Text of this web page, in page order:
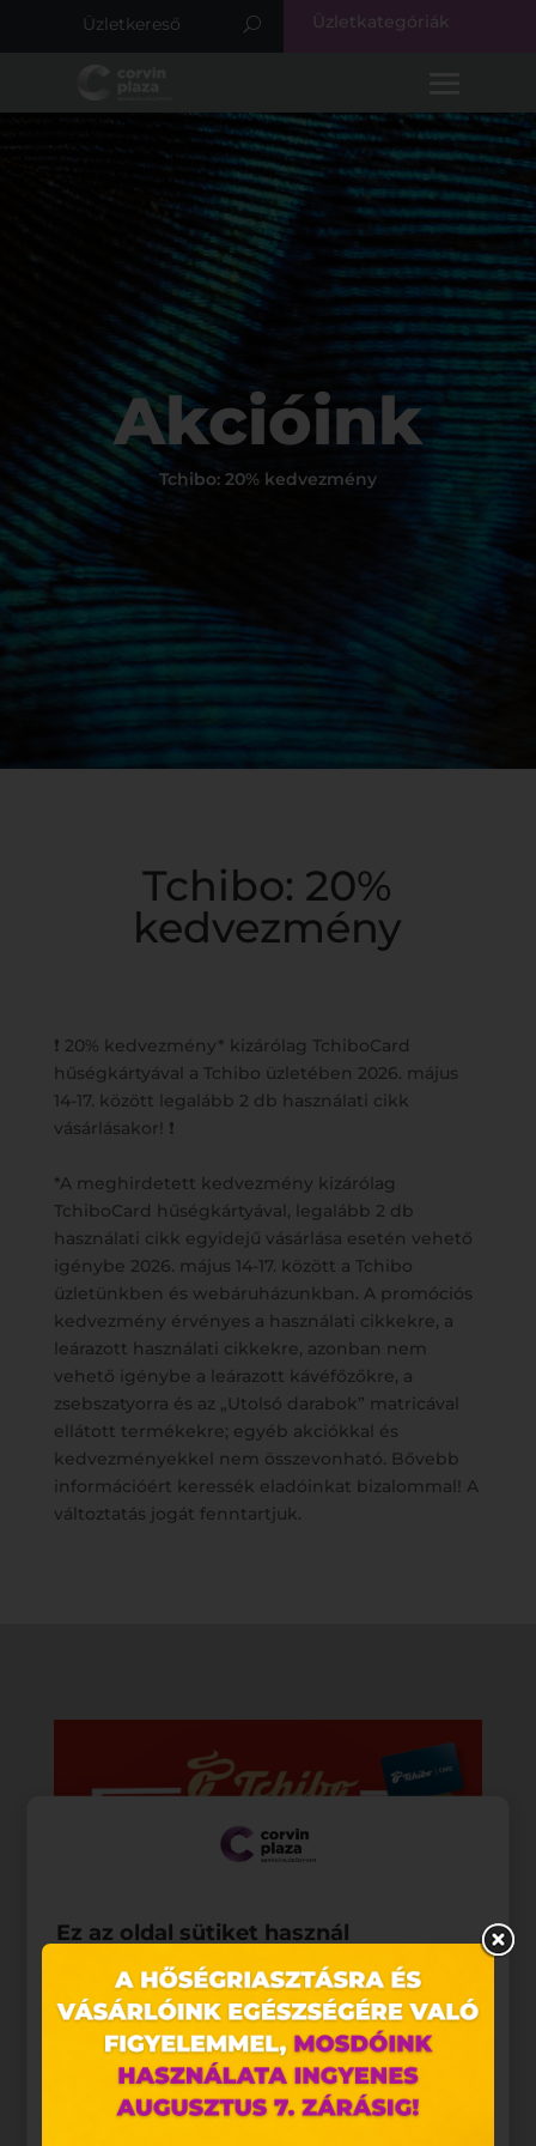
Üzletkategóriák
Akcióink
Tchibo: 20% kedvezmény
Tchibo: 20%
kedvezmény
❗ 20% kedvezmény* kizárólag TchiboCard
hűségkártyával a Tchibo üzletében 2026. május
14-17. között legalább 2 db használati cikk
vásárlásakor! ❗
*A meghirdetett kedvezmény kizárólag
TchiboCard hűségkártyával, legalább 2 db
használati cikk egyidejű vásárlása esetén vehető
igénybe 2026. május 14-17. között a Tchibo
üzletünkben és webáruházunkban. A promóciós
kedvezmény érvényes a használati cikkekre, a
leárazott használati cikkekre, azonban nem
vehető igénybe a leárazott kávéfőzőkre, a
zsebszatyorra és az „Utolsó darabok” matricával
ellátott termékekre; egyéb akciókkal és
kedvezményekkel nem összevonható. Bővebb
információért keressék eladóinkat bizalommal! A
változtatás jogát fenntartjuk.
Ez az oldal sütiket használ
Weboldalunkon „cookie"-kat (továbbiakban „süti")
alkalmazunk. Ezek olyan fájlok, melyek információt
tárolnak webes böngészőjében. Ehhez az Ön
hozzájárulása szükséges.
A „sütiket" az elektronikus hírközlésről szóló 2003.